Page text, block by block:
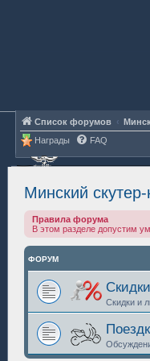
Список форумов
Награды
FAQ
Минский скутер-
Правила форума
В этом разделе допустим
ФОРУМ
Скидки и